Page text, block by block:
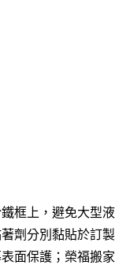
框上， 避免大型液
劑分別 黏貼於訂製
面保護；榮福搬家